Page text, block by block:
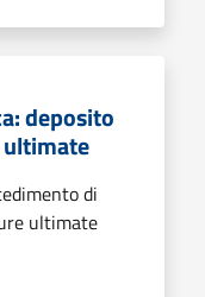
deposito
di
ultimate